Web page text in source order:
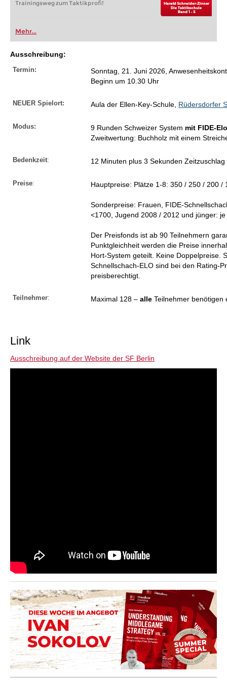
Trainingsweg zum Taktikprofi!
Mehr...
Ausschreibung:
Termin:
Sonntag, 21. Juni 2026,
Beginn um 10.30 Uhr
NEUER Spielort: Aula der Ellen-Key-Schule, Rüdersdorfer
Modus: 9 Runden Schweizer System mit FIDE-
Zweitwertung: Buchholz mit einem
Bedenkzeit: 12 Minuten plus 3 Sekunden
Preise: Hauptpreise: Plätze 1-8: 350 / 250 / 200 /
Sonderpreise: Frauen, FIDE-
<1700, Jugend 2008 / 2012 und jünger:
Der Preisfonds ist ab 90 Teilnehmern
Punktgleichheit werden die Preise
Hort-System geteilt. Keine Doppelpreise.
Schnellschach-ELO sind bei den Rating-
preisberechtigt.
Teilnehmer: Maximal 128 –alle Teilnehmer benötigen
Link
Ausschreibung auf der Website der SF Berlin